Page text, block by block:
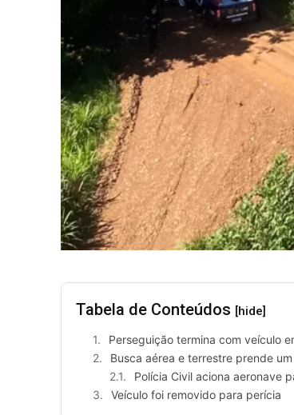
Tabela de Conteúdos [hide]
Perseguição termina com veículo
Busca aérea e terrestre prende
Polícia Civil aciona aeronave
Veículo foi removido para perícia